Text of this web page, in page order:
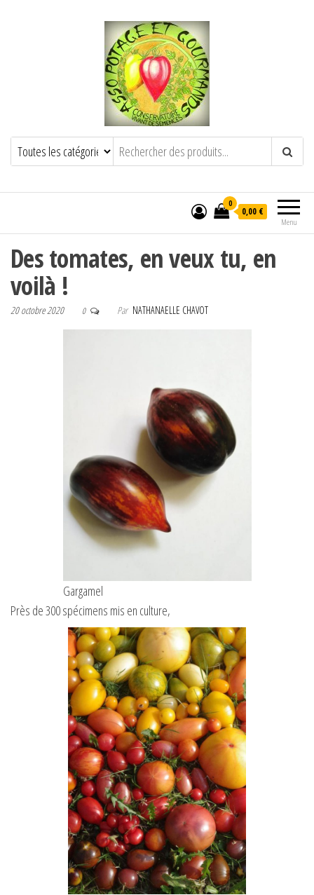
POTAGE ET GOURMANDSSemence paysanne naturelle
——————————————-
Menu
0
0,00 €
Des tomates, en veux tu, en
voilà !
20 octobre 2020 0 Par NATHANAELLE CHAVOT
Gargamel
Près de 300 spécimens mis en culture,